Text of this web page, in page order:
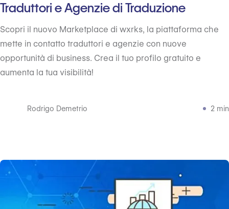
Traduttori e Agenzie di Traduzione
Scopri il nuovo Marketplace di wxrks, la piattaforma che
mette in contatto traduttori e agenzie con nuove
opportunità di business. Crea il tuo profilo gratuito e
aumenta la tua visibilità!
Rodrigo Demetrio 2 min